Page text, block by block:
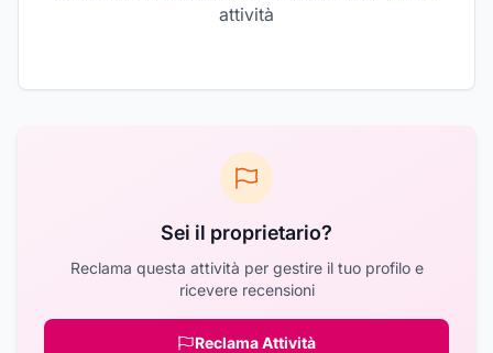
attività
Sei il proprietario?
Reclama questa attività per gestire il tuo profilo e
ricevere recensioni
Reclama Attività